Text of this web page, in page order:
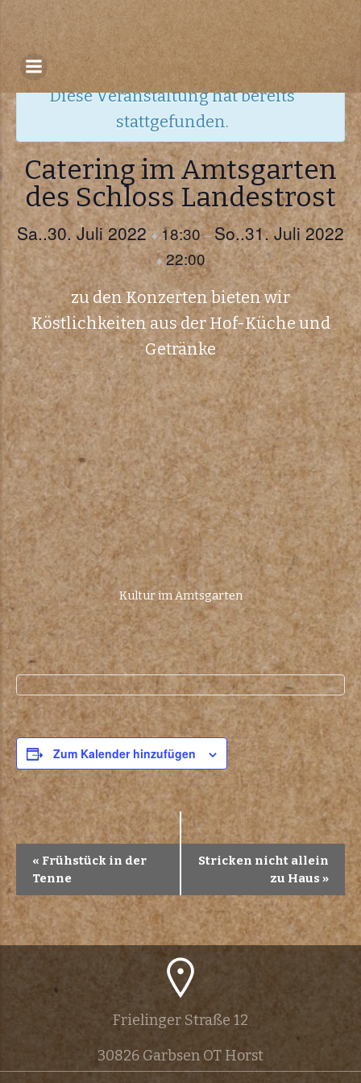
Zum
Inhalt
springen
« Alle Veranstaltungen
Diese Veranstaltung hat bereits
stattgefunden.
Catering im Amtsgarten
des Schloss Landestrost
Sa..30. Juli 2022♦18:30–So..31. Juli 2022
♦22:00
zu den Konzerten bieten wir
Köstlichkeiten aus der Hof-Küche und
Getränke
Kultur im Amtsgarten
Zum Kalender hinzufügen
V
e
r
n
t
« Frühstück in der
Tenne
Stricken nicht allein
zu Haus »
Frielinger Straße 12
30826 Garbsen OT Horst